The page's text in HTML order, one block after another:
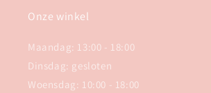
Onze winkel
Maandag: 13:00 - 18:00
Dinsdag: gesloten
Woensdag: 10:00 - 18:00